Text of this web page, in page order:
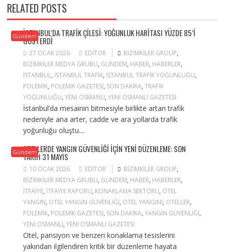
RELATED POSTS
Gündem
İSTANBUL’DA TRAFIK ÇILESI: YOĞUNLUK HARITASI YÜZDE 85’I
GÖSTERDI
27 OCAK 2026 EDITOR BIZIMKILER GROUP,
BIZIMKILER MEDYA GRUBU, GÜNDEM, HABER, HABERLER,
ISTANBUL, ISTANBUL TRAFIK, ISTANBUL TRAFIK YOĞUNLUĞU,
POLEMIK, POLEMIK GAZETESI, SON DAKIKA, TRAFIK
YOĞUNLUĞU, YENI OSMANLI, YENI OSMANLI GAZETESI
İstanbul’da mesainin bitmesiyle birlikte artan trafik
nedeniyle ana arter, cadde ve ara yollarda trafik
yoğunluğu oluştu....
Gündem
OTELLERDE YANGIN GÜVENLIĞI IÇIN YENI DÜZENLEME: SON
TARIH 31 MAYIS
10 OCAK 2026 EDITOR BIZIMKILER GROUP,
BIZIMKILER MEDYA GRUBU, GÜNDEM, HABER, HABERLER,
ITFAIYE, ITFAIYE RAPORU, KONAKLAMA SEKTÖRÜ, OTEL
YANGIN, OTEL YANGIN GÜVENLIĞI, OTEL YANGINI, OTELLER,
POLEMIK, POLEMIK GAZETESI, SON DAKIKA, YANGIN GÜVENLIĞI,
YENI OSMANLI, YENI OSMANLI GAZETESI
Otel, pansiyon ve benzeri konaklama tesislerini
yakından ilgilendiren kritik bir düzenleme hayata